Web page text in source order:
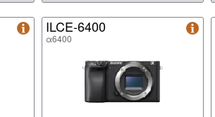
ILCE-6400
α6400